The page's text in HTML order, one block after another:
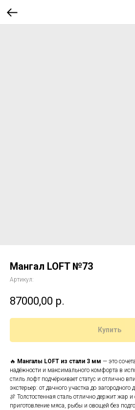
Мангал LOFT №73
Артикул:
87000,00 р.
Купить
🔥 Мангалы LOFT из стали 3 мм — это
надёжности и максимального комфорта в
стиль лофт подчёркивает статус и отлично
экстерьер: от дачного участка до загородного
🍖 Толстостенная сталь отлично держит жар
приготовление мяса, рыбы и овощей без